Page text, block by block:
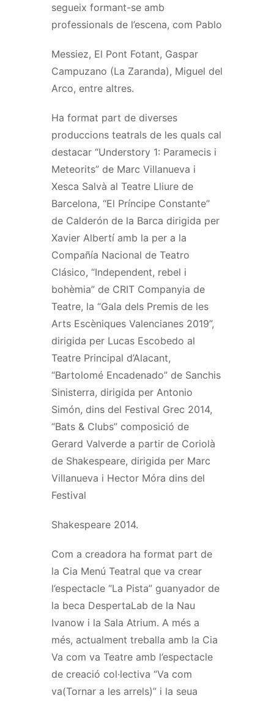
segueix formant-se amb
professionals de l’escena, com Pablo
Messiez, El Pont Fotant, Gaspar
Campuzano (La Zaranda), Miguel del
Arco, entre altres.
Ha format part de diverses
produccions teatrals de les quals cal
destacar “Understory 1: Paramecis i
Meteorits” de Marc Villanueva i
Xesca Salvà al Teatre Lliure de
Barcelona, “El Príncipe Constante”
de Calderón de la Barca dirigida per
Xavier Albertí amb la per a la
Compañía Nacional de Teatro
Clásico, “Independent, rebel i
bohèmia” de CRIT Companyia de
Teatre, la “Gala dels Premis de les
Arts Escèniques Valencianes 2019”,
dirigida per Lucas Escobedo al
Teatre Principal d’Alacant,
“Bartolomé Encadenado” de Sanchis
Sinisterra, dirigida per Antonio
Simón, dins del Festival Grec 2014,
“Bats & Clubs” composició de
Gerard Valverde a partir de Coriolà
de Shakespeare, dirigida per Marc
Villanueva i Hector Móra dins del
Festival
Shakespeare 2014.
Com a creadora ha format part de
la Cia Menú Teatral que va crear
l’espectacle “La Pista” guanyador de
la beca DespertaLab de la Nau
Ivanow i la Sala Atrium. A més a
més, actualment treballa amb la Cia
Va com va Teatre amb l’espectacle
de creació col·lectiva “Va com
va(Tornar a les arrels)” i la seua